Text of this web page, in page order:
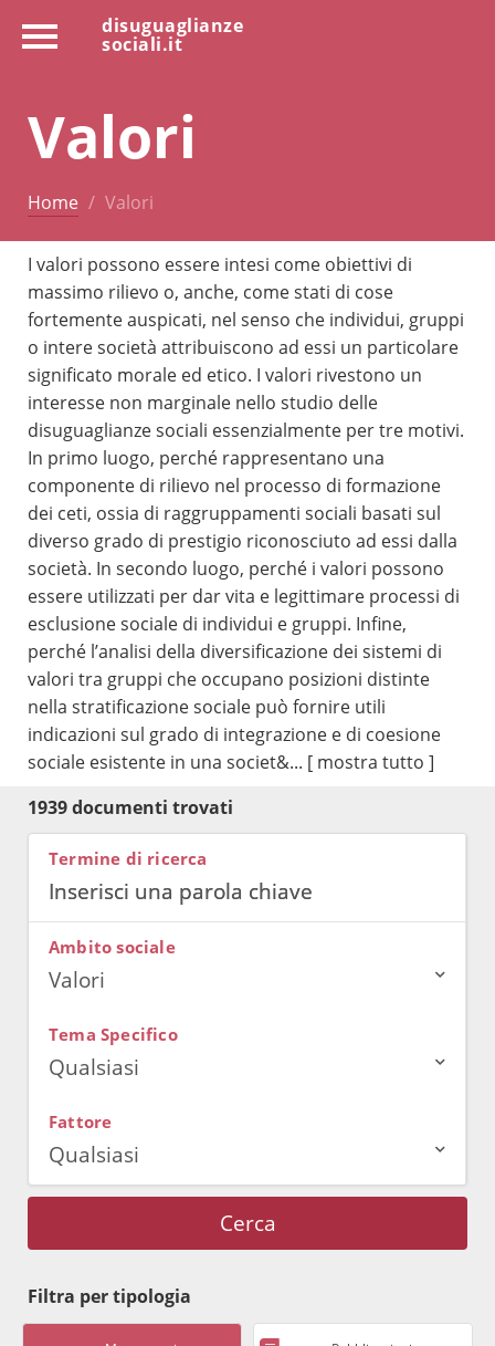
disuguaglianze
sociali.it
Valori
Home Valori
I valori possono essere intesi come obiettivi di
massimo rilievo o, anche, come stati di cose
fortemente auspicati, nel senso che individui, gruppi
o intere società attribuiscono ad essi un particolare
significato morale ed etico. I valori rivestono un
interesse non marginale nello studio delle
disuguaglianze sociali essenzialmente per tre motivi.
In primo luogo, perché rappresentano una
componente di rilievo nel processo di formazione
dei ceti, ossia di raggruppamenti sociali basati sul
diverso grado di prestigio riconosciuto ad essi dalla
società. In secondo luogo, perché i valori possono
essere utilizzati per dar vita e legittimare processi di
esclusione sociale di individui e gruppi. Infine,
perché l’analisi della diversificazione dei sistemi di
valori tra gruppi che occupano posizioni distinte
nella stratificazione sociale può fornire utili
indicazioni sul grado di integrazione e di coesione
sociale esistente in una societ&... [ mostra tutto ]
1939 documenti trovati
Termine di ricerca
Ambito sociale
Valori
Tema Specifico
Qualsiasi
Fattore
Qualsiasi
Cerca
Filtra per tipologia